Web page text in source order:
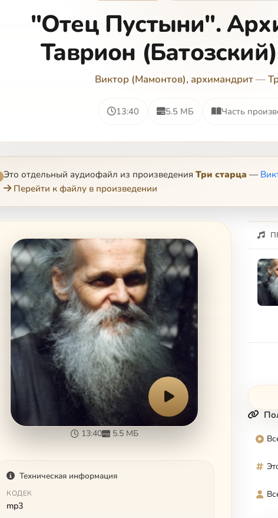
"Отец Пустыни".
Таврион
Виктор (Мамонтов), архимандрит—
13:40 5.5 МБ Часть
Это отдельный аудиофайл из произведения Три старца —
Перейти к файлу в произведении
13:40 5.5 МБ
Техническая информация
КОДЕК
mp3